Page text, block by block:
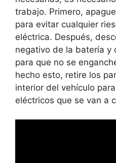
trabajo. Primero,
para evitar cualquier
eléctrica. Después,
negativo de la batería y
para que no se
hecho esto, retire los
interior del vehículo
eléctricos que se van a